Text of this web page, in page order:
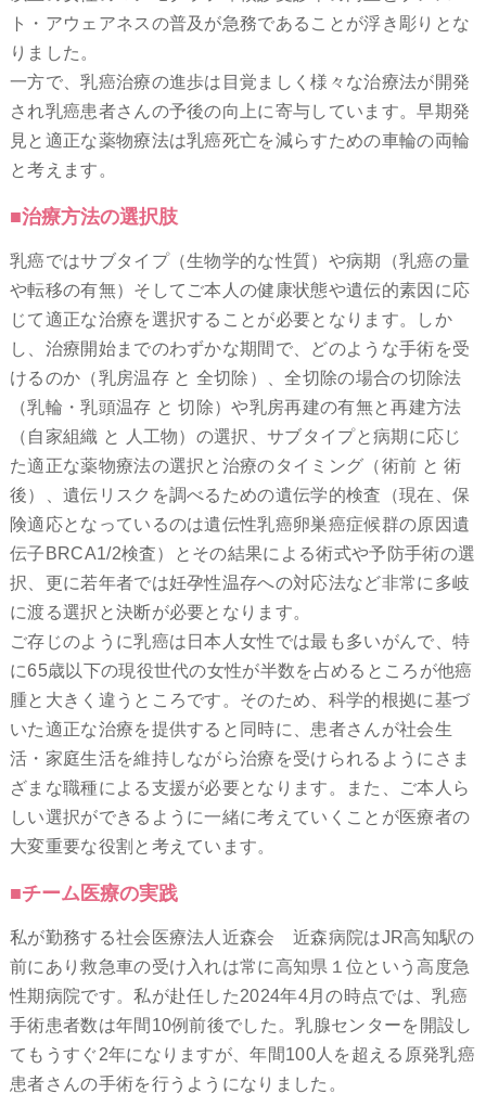
ト・アウェアネスの普及が急務であることが浮き彫りとな
りました。
一方で、乳癌治療の進歩は目覚ましく様々な治療法が開発
され乳癌患者さんの予後の向上に寄与しています。早期発
見と適正な薬物療法は乳癌死亡を減らすための車輪の両輪
と考えます。
■治療方法の選択肢
乳癌ではサブタイプ（生物学的な性質）や病期（乳癌の量
や転移の有無）そしてご本人の健康状態や遺伝的素因に応
じて適正な治療を選択することが必要となります。しか
し、治療開始までのわずかな期間で、どのような手術を受
けるのか（乳房温存 と 全切除）、全切除の場合の切除法
（乳輪・乳頭温存 と 切除）や乳房再建の有無と再建方法
（自家組織 と 人工物）の選択、サブタイプと病期に応じ
た適正な薬物療法の選択と治療のタイミング（術前 と 術
後）、遺伝リスクを調べるための遺伝学的検査（現在、保
険適応となっているのは遺伝性乳癌卵巣癌症候群の原因遺
伝子BRCA1/2検査）とその結果による術式や予防手術の選
択、更に若年者では妊孕性温存への対応法など非常に多岐
に渡る選択と決断が必要となります。
ご存じのように乳癌は日本人女性では最も多いがんで、特
に65歳以下の現役世代の女性が半数を占めるところが他癌
腫と大きく違うところです。そのため、科学的根拠に基づ
いた適正な治療を提供すると同時に、患者さんが社会生
活・家庭生活を維持しながら治療を受けられるようにさま
ざまな職種による支援が必要となります。また、ご本人ら
しい選択ができるように一緒に考えていくことが医療者の
大変重要な役割と考えています。
■チーム医療の実践
私が勤務する社会医療法人近森会 近森病院はJR高知駅の
前にあり救急車の受け入れは常に高知県１位という高度急
性期病院です。私が赴任した2024年4月の時点では、乳癌
手術患者数は年間10例前後でした。乳腺センターを開設し
てもうすぐ2年になりますが、年間100人を超える原発乳癌
患者さんの手術を行うようになりました。